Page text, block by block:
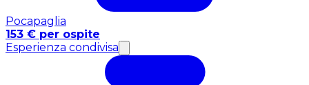
Pocapaglia
153 € per ospite
Esperienza condivisa